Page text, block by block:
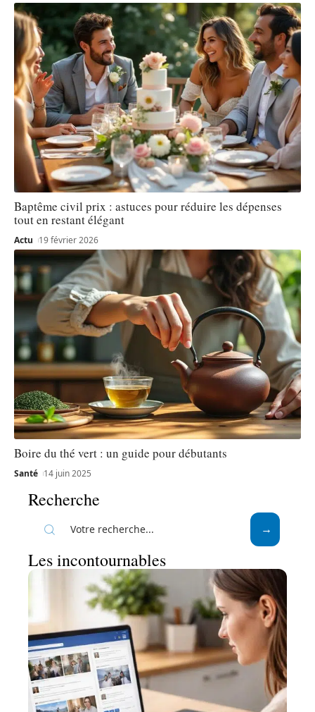
Baptême civil prix : astuces pour réduire les dépenses
tout en restant élégant
Actu 19 février 2026
Boire du thé vert : un guide pour débutants
Santé 14 juin 2025
Recherche
Les incontournables